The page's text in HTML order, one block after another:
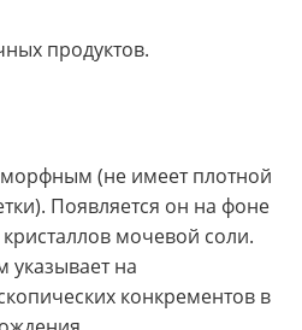
продуктов.
(не имеет плотной
Появляется он на фоне
мочевой соли.
на
конкрементов в